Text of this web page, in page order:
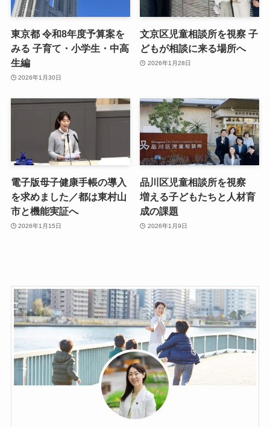
東京都 令和8年度予算案を
みる 子育て・小学生・中高
生編
2026年1月30日
文京区児童相談所を視察 子
どもが相談に来る場所へ
2026年1月28日
電子版母子健康手帳の導入
を求めました／都は東村山
市と機能実証へ
2026年1月15日
品川区児童相談所を視察
増える子どもたちと人材育
成の課題
2026年1月9日